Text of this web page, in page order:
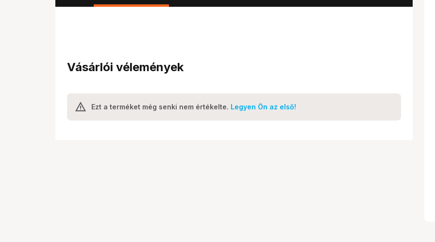
Vásárlói vélemények
Ezt a terméket még senki nem értékelte. Legyen Ön az első!